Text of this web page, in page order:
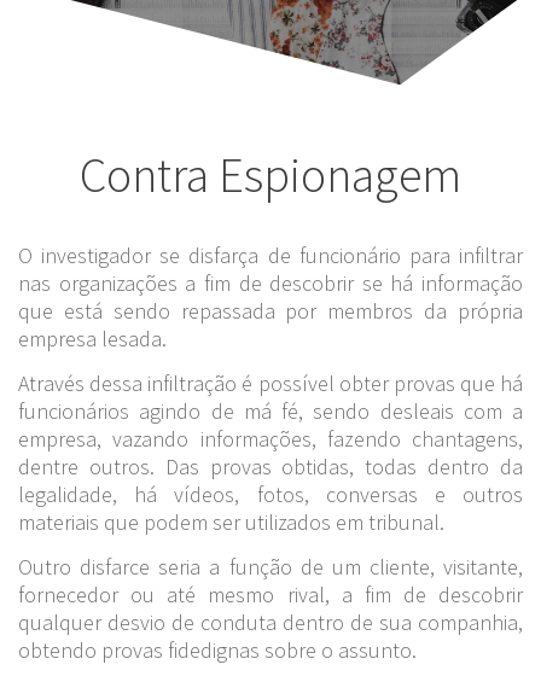
Contra Espionagem
O investigador se disfarça de funcionário para infiltrar
nas organizações a fim de descobrir se há informação
que está sendo repassada por membros da própria
empresa lesada.
Através dessa infiltração é possível obter provas que há
funcionários agindo de má fé, sendo desleais com a
empresa, vazando informações, fazendo chantagens,
dentre outros. Das provas obtidas, todas dentro da
legalidade, há vídeos, fotos, conversas e outros
materiais que podem ser utilizados em tribunal.
Outro disfarce seria a função de um cliente, visitante,
fornecedor ou até mesmo rival, a fim de descobrir
qualquer desvio de conduta dentro de sua companhia,
obtendo provas fidedignas sobre o assunto.